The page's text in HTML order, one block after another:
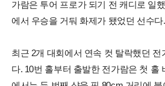
가람은 투어 프로가 되기 전 캐디로 일
에서 우승을 거둬 화제가 됐었던 선수다.
최근 2개 대회에서 연속 컷 탈락했던
다. 10번 홀부터 출발한 전가람은 첫 홀